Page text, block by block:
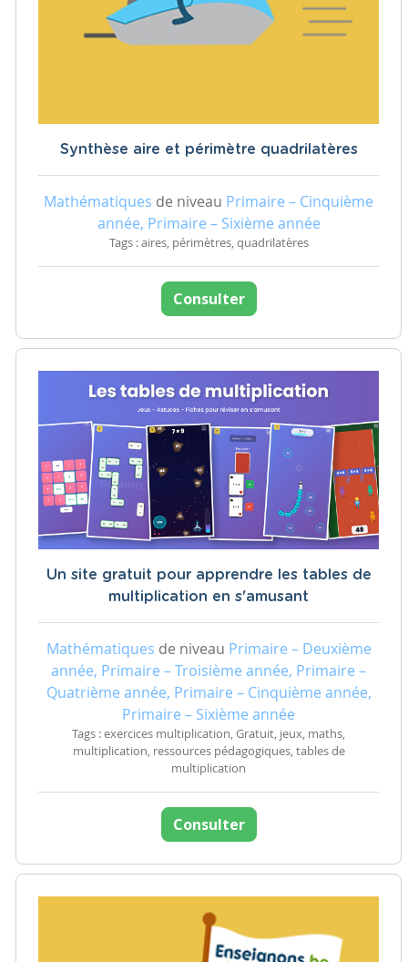
Synthèse aire et périmètre quadrilatères
Mathématiques de niveau Primaire – Cinquième
année, Primaire – Sixième année
Tags : aires, périmètres, quadrilatères
Consulter
Un site gratuit pour apprendre les tables de
multiplication en s'amusant
Mathématiques de niveau Primaire – Deuxième
année, Primaire – Troisième année, Primaire –
Quatrième année, Primaire – Cinquième année,
Primaire – Sixième année
Tags : exercices multiplication, Gratuit, jeux, maths,
multiplication, ressources pédagogiques, tables de
multiplication
Consulter